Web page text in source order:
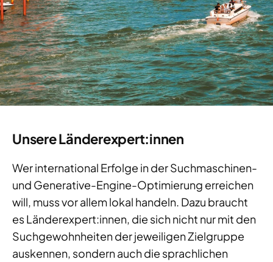
Unsere Länderexpert:innen
Wer international Erfolge in der Suchmaschinen-
und Generative-Engine-Optimierung erreichen
will, muss vor allem lokal handeln. Dazu braucht
es Länderexpert:innen, die sich nicht nur mit den
Suchgewohnheiten der jeweiligen Zielgruppe
auskennen, sondern auch die sprachlichen